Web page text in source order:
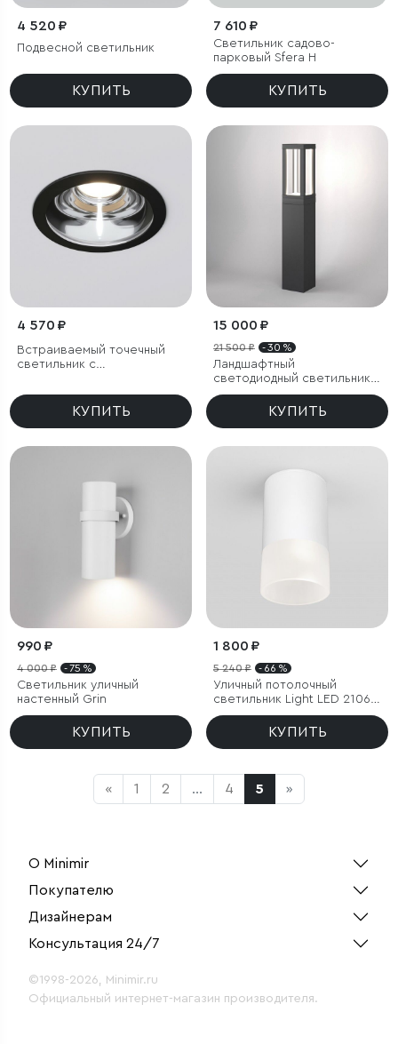
4 520 ₽
Подвесной светильник
КУПИТЬ
7 610 ₽
Светильник садово-
парковый Sfera H
КУПИТЬ
4 570 ₽
Встраиваемый точечный
светильник с
КУПИТЬ
15 000 ₽
21 500 ₽ - 30 %
Ландшафтный
светодиодный светильник
Frame LED IP54
КУПИТЬ
990 ₽
4 000 ₽ - 75 %
Светильник уличный
настенный Grin
КУПИТЬ
1 800 ₽
5 240 ₽ - 66 %
Уличный потолочный
светильник Light LED 2106
IP54
КУПИТЬ
« 1 2 ... 4 5 »
О Minimir
Покупателю
Дизайнерам
Консультация 24/7
©1998-2026, Minimir.ru
Официальный интернет-магазин производителя.